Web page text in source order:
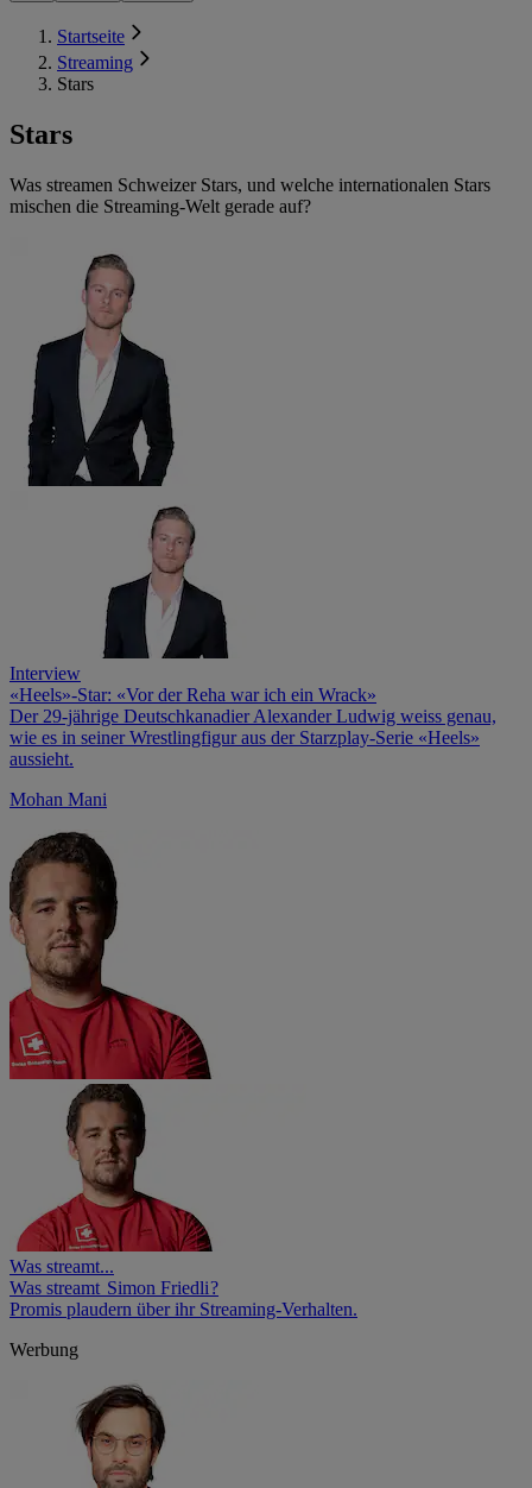
Startseite
Streaming
Stars
Stars
Was streamen Schweizer Stars, und welche internationalen Stars
mischen die Streaming-Welt gerade auf?
Interview
«Heels»-Star: «Vor der Reha war ich ein Wrack»
Der 29-jährige Deutsch­kanadier Alexander Ludwig weiss genau,
wie es in seiner Wrestling­figur aus der Starzplay-Serie «Heels»
aussieht.
Mohan Mani
Was streamt...
Was streamt Simon Friedli ?
Promis plaudern über ihr Streaming-Verhalten.
Werbung